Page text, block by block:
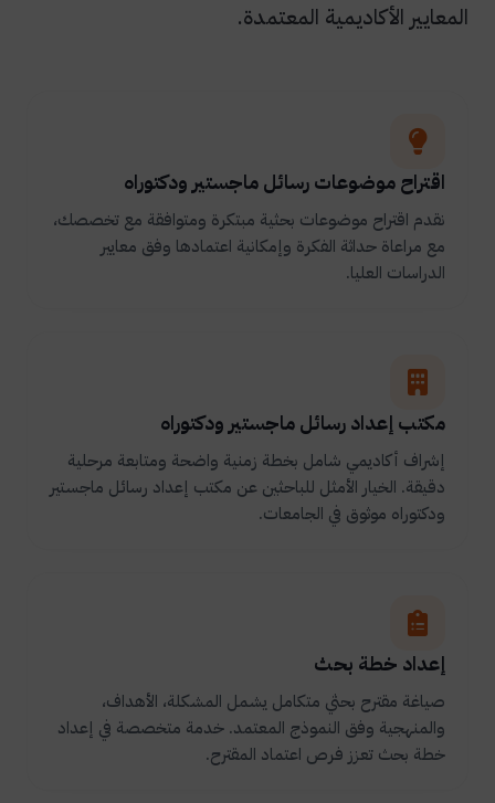
المعايير الأكاديمية المعتمدة.
اقتراح موضوعات رسائل ماجستير ودكتوراه
نقدم اقتراح موضوعات بحثية مبتكرة ومتوافقة مع تخصصك،
مع مراعاة حداثة الفكرة وإمكانية اعتمادها وفق معايير
الدراسات العليا.
مكتب إعداد رسائل ماجستير ودكتوراه
إشراف أكاديمي شامل بخطة زمنية واضحة ومتابعة مرحلية
دقيقة. الخيار الأمثل للباحثين عن مكتب إعداد رسائل ماجستير
ودكتوراه موثوق في الجامعات.
إعداد خطة بحث
صياغة مقترح بحثي متكامل يشمل المشكلة، الأهداف،
والمنهجية وفق النموذج المعتمد. خدمة متخصصة في إعداد
خطة بحث تعزز فرص اعتماد المقترح.